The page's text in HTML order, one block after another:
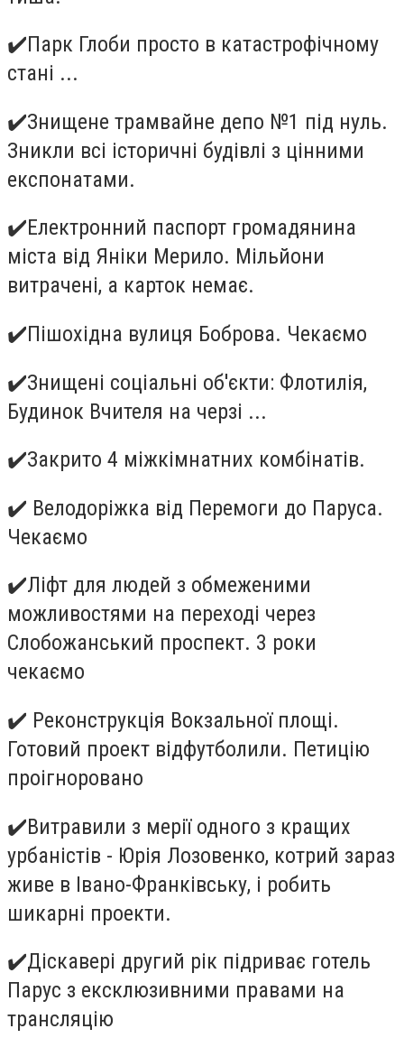
✔️Парк Глоби просто в катастрофічному
стані ...
✔️Знищене трамвайне депо №1 під нуль.
Зникли всі історичні будівлі з цінними
експонатами.
✔️Електронний паспорт громадянина
міста від Яніки Мерило. Мільйони
витрачені, а карток немає.
✔️Пішохідна вулиця Боброва. Чекаємо
✔️Знищені соціальні об'єкти: Флотилія,
Будинок Вчителя на черзі ...
✔️Закрито 4 міжкімнатних комбінатів.
✔ ️ Велодоріжка від Перемоги до Паруса.
Чекаємо
✔️Ліфт для людей з обмеженими
можливостями на переході через
Слобожанський проспект. 3 роки
чекаємо
✔ ️ Реконструкція Вокзальної площі.
Готовий проект відфутболили. Петицію
проігноровано
✔️Витравили з мерії одного з кращих
урбаністів - Юрія Лозовенко, котрий зараз
живе в Івано-Франківську, і робить
шикарні проекти.
✔️Діскавері другий рік підриває готель
Парус з ексклюзивними правами на
трансляцію